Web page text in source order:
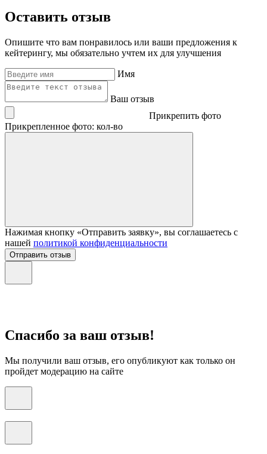
Оставить отзыв
Опишите что вам понравилось или ваши предложения к
кейтерингу, мы обязательно учтем их для улучшения
Имя
Ваш отзыв
Прикрепить фото
Прикрепленное фото: кол-во
Нажимая кнопку «Отправить заявку», вы соглашаетесь с
нашей политикой конфиденциальности
Отправить отзыв
Спасибо за ваш отзыв!
Мы получили ваш отзыв, его опубликуют как только он
пройдет модерацию на сайте